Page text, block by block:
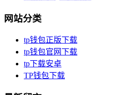
网站分类
tp钱包正版下载
tp钱包官网下载
tp下载安卓
TP钱包下载